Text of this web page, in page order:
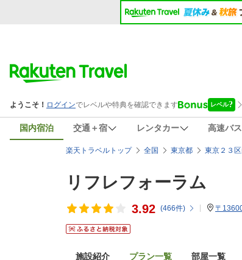
国内宿泊 交通＋宿 レンタカー 高速バ
楽天トラベルトップ 全国 東京都 東京２３
リフレフォーラム
3.92 (466件) 〒
施設紹介 プラン一覧 部屋一覧